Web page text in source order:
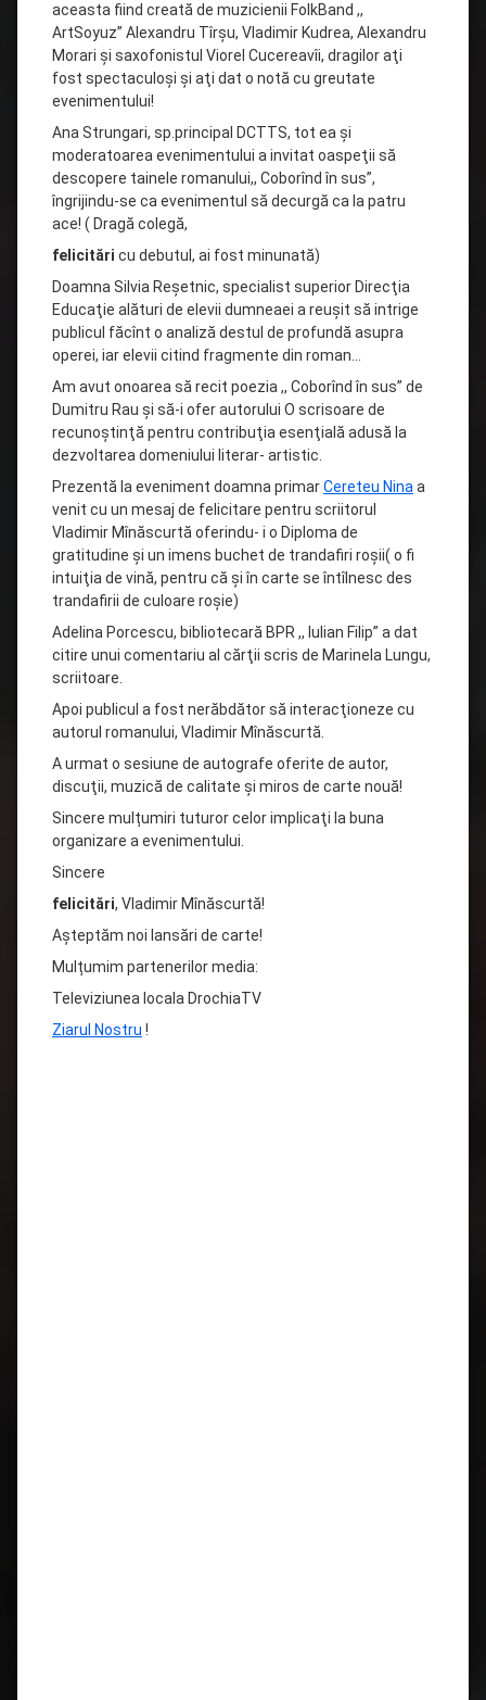
aceasta fiind creată de muzicienii FolkBand ,,
ArtSoyuz” Alexandru Tîrşu, Vladimir Kudrea, Alexandru
Morari şi saxofonistul Viorel Cucereavîi, dragilor aţi
fost spectaculoşi şi aţi dat o notă cu greutate
evenimentului!
Ana Strungari, sp.principal DCTTS, tot ea şi
moderatoarea evenimentului a invitat oaspeţii să
descopere tainele romanului,, Coborînd în sus”,
îngrijindu-se ca evenimentul să decurgă ca la patru
ace! ( Dragă colegă,
felicitări cu debutul, ai fost minunată)
Doamna Silvia Reşetnic, specialist superior Direcţia
Educaţie alături de elevii dumneaei a reuşit să intrige
publicul făcînt o analiză destul de profundă asupra
operei, iar elevii citind fragmente din roman…
Am avut onoarea să recit poezia ,, Coborînd în sus” de
Dumitru Rau şi să-i ofer autorului O scrisoare de
recunoştinţă pentru contribuţia esenţială adusă la
dezvoltarea domeniului literar- artistic.
Prezentă la eveniment doamna primarCereteu Ninaa
venit cu un mesaj de felicitare pentru scriitorul
Vladimir Mînăscurtă oferindu- i o Diploma de
gratitudine şi un imens buchet de trandafiri roşii( o fi
intuiţia de vină, pentru că şi în carte se întîlnesc des
trandafirii de culoare roşie)
Adelina Porcescu, bibliotecară BPR ,, Iulian Filip” a dat
citire unui comentariu al cărţii scris de Marinela Lungu,
scriitoare.
Apoi publicul a fost nerăbdător să interacţioneze cu
autorul romanului, Vladimir Mînăscurtă.
A urmat o sesiune de autografe oferite de autor,
discuţii, muzică de calitate şi miros de carte nouă!
Sincere mulțumiri tuturor celor implicaţi la buna
organizare a evenimentului.
Sincere
felicitări, Vladimir Mînăscurtă!
Aşteptăm noi lansări de carte!
Mulțumim partenerilor media:
Televiziunea locala DrochiaTV
Ziarul Nostru !